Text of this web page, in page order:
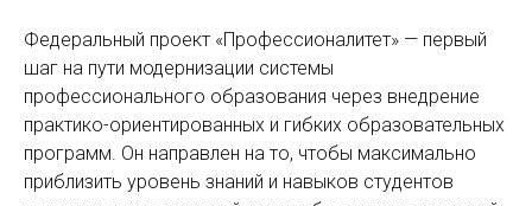
Федеральный проект «Профессионалитет» — первый
шаг на пути модернизации системы
профессионального образования через внедрение
практико-ориентированных и гибких образовательных
программ. Он направлен на то, чтобы максимально
приблизить уровень знаний и навыков студентов